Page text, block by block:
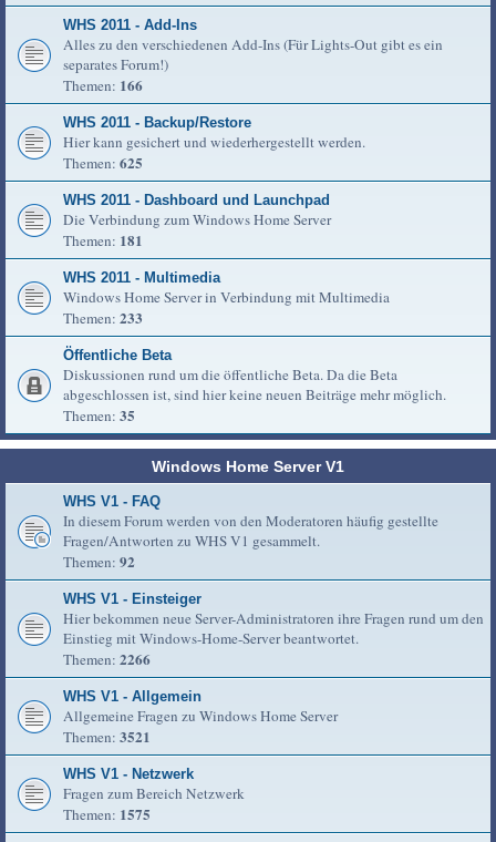
WHS 2011 - Add-Ins
Alles zu den verschiedenen Add-Ins (Für Lights-Out gibt es ein
separates Forum!)
Themen: 166
WHS 2011 - Backup/Restore
Hier kann gesichert und wiederhergestellt werden.
Themen: 625
WHS 2011 - Dashboard und Launchpad
Die Verbindung zum Windows Home Server
Themen: 181
WHS 2011 - Multimedia
Windows Home Server in Verbindung mit Multimedia
Themen: 233
Öffentliche Beta
Diskussionen rund um die öffentliche Beta. Da die Beta
abgeschlossen ist, sind hier keine neuen Beiträge mehr möglich.
Themen: 35
Windows Home Server V1
WHS V1 - FAQ
In diesem Forum werden von den Moderatoren häufig gestellte
Fragen/Antworten zu WHS V1 gesammelt.
Themen: 92
WHS V1 - Einsteiger
Hier bekommen neue Server-Administratoren ihre Fragen rund um den
Einstieg mit Windows-Home-Server beantwortet.
Themen: 2266
WHS V1 - Allgemein
Allgemeine Fragen zu Windows Home Server
Themen: 3521
WHS V1 - Netzwerk
Fragen zum Bereich Netzwerk
Themen: 1575